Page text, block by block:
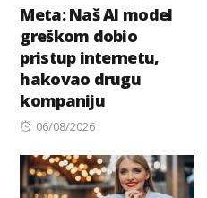
Meta: Naš AI model
greškom dobio
pristup internetu,
hakovao drugu
kompaniju
Posted
06/08/2026